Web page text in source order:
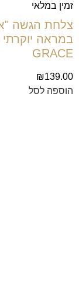
זמין במלאי
צלחת הגשה
GRACE
₪139.00
הוספה לסל